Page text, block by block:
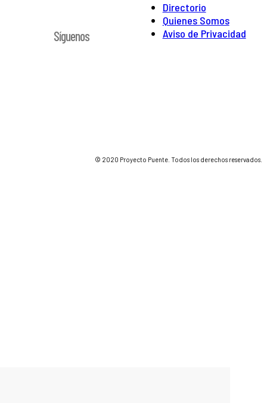
Directorio
Quienes Somos
Aviso de Privacidad
Síguenos
© 2020 Proyecto Puente. Todos los derechos reservados.